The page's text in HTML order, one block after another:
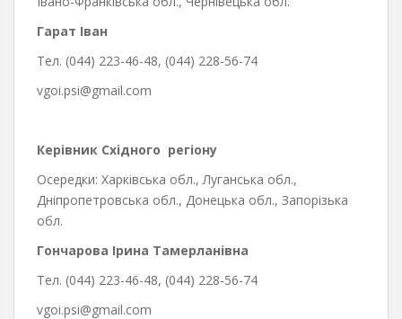
Гарат Іван
Тел. (044) 223-46-48, (044) 228-56-74
vgoi.psi@gmail.com
Керівник Східного регіону
Осередки: Харківська обл., Луганська обл.,
Дніпропетровська обл., Донецька обл., Запорізька
обл.
Гончарова Ірина Тамерланівна
Тел. (044) 223-46-48, (044) 228-56-74
vgoi.psi@gmail.com